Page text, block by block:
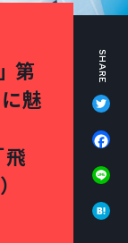
第
魅
飛